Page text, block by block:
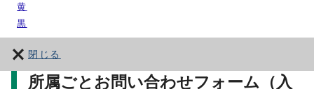
黄
黒
閉じる
所属ごとお問い合わせフォーム（入